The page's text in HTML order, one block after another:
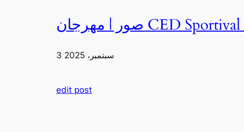
3 سبتمبر، 2025
edit post